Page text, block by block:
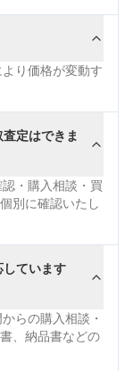
り価格が変動す
定はできま
・購入相談・買
別に確認いたし
ています
らの購入相談・
、納品書などの